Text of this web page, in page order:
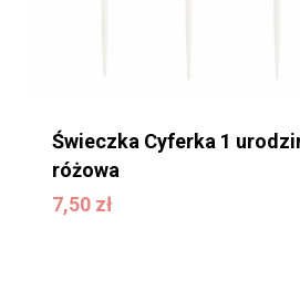
Świeczka Cyferka 1
różowa
7,50 zł
7,50